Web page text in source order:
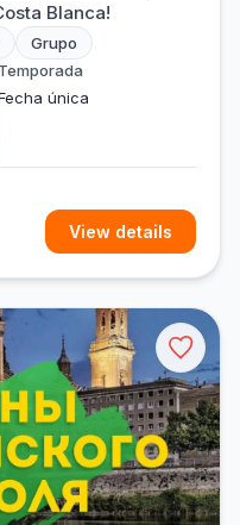
Blanca!
Grupo
Temporada
única
View details